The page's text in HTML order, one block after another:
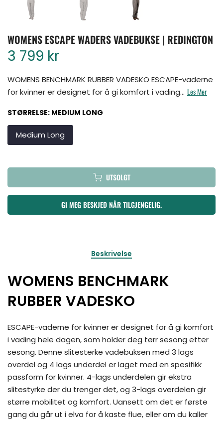
WOMENS ESCAPE WADERS VADEBUKSE | REDINGTON
3 799 kr
WOMENS BENCHMARK RUBBER VADESKO ESCAPE-vaderne
for kvinner er designet for å gi komfort i vading... Les Mer
STØRRELSE: MEDIUM LONG
Medium Long
UTSOLGT
GI MEG BESKJED NÅR TILGJENGELIG.
Beskrivelse
WOMENS BENCHMARK
RUBBER VADESKO
ESCAPE-vaderne for kvinner er designet for å gi komfort
i vading hele dagen, som holder deg tørr sesong etter
sesong. Denne slitesterke vadebuksen med 3 lags
overdel og 4 lags underdel er laget med en spesifikk
passform for kvinner. 4-lags underdelen gir ekstra
slitestyrke der du trenger det, og 3-lags overdelen gir
større mobilitet og komfort. Uansett om det er første
gang du går ut i elva for å kaste flue, eller om du kaller